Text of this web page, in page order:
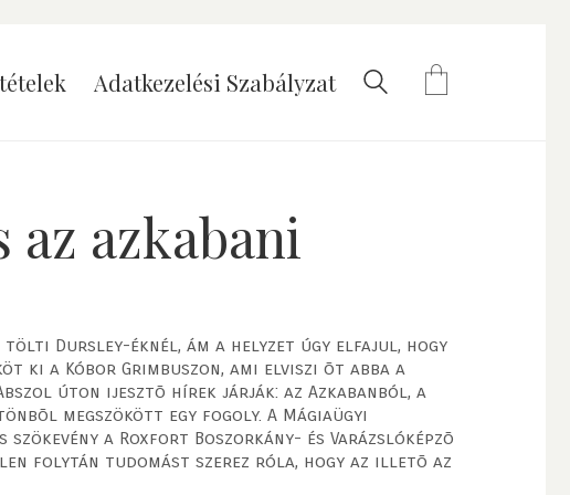
Adatkezelési Szabályzat
azkabani
Dursley-éknél, ám a helyzet úgy elfajul, hogy
ki a Kóbor Grimbuszon, ami elviszi õt abba a
úton ijesztõ hírek járják: az Azkabanból, a
megszökött egy fogoly. A Mágiaügyi
a Roxfort Boszorkány- és Varázslóképzõ
folytán tudomást szerez róla, hogy az illetõ az